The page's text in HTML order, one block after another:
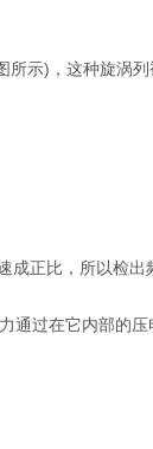
示)，这种旋涡
成正比，所以检
过在它内部的压